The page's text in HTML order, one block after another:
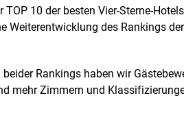
TOP 10 der besten Vier-Sterne-
Weiterentwicklung des Rankings
Rankings haben wir
mehr Zimmern und